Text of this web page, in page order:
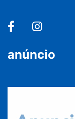
anúncio